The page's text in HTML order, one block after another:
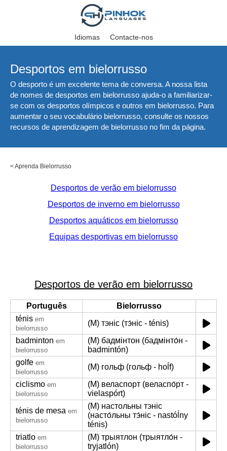
Idiomas Contacte-nos
Desportos em bielorrusso
O desporto é um excelente tema de conversa. A nossa lista
de nomes de desportos em bielorrusso ajuda-o a familiarizar-
se com os desportos olímpicos e outros em bielorrusso. Para
aumentar o seu vocabulário bielorrusso, consulte os nossos
recursos de aprendizagem de bielorrusso no fim da página.
<Aprenda Bielorrusso
Desportos de verão em bielorrusso
Desportos de inverno em bielorrusso
Desportos aquáticos em bielorrusso
Equipas desportivas em bielorrusso
Desportos de verão em bielorrusso
Português
Bielorrusso
ténis em
bielorrusso
(M) тэніс (тэ́ніс - ténis)
badminton em
bielorrusso
(M) бадмінтон (бадмінто́н -
badmintón)
golfe em
bielorrusso
(M) гольф (гольф - hoĺf)
ciclismo em
bielorrusso
(M) веласпорт (веласпо́рт -
vielaspórt)
ténis de mesa em
bielorrusso
(M) настольны тэніс
(насто́льны тэ́ніс - nastóĺny
ténis)
triatlo em
bielorrusso
(M) трыятлон (трыятло́н -
tryjatlón)